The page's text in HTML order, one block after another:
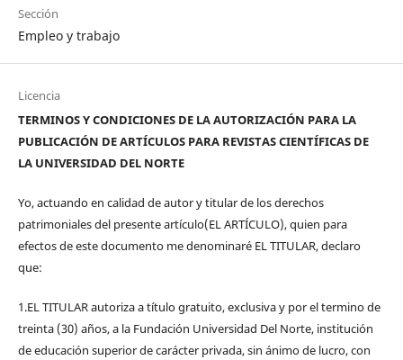
Sección
Empleo y trabajo
Licencia
TERMINOS Y CONDICIONES DE LA AUTORIZACIÓN PARA LA
PUBLICACIÓN DE ARTÍCULOS PARA REVISTAS CIENTÍFICAS DE
LA UNIVERSIDAD DEL NORTE
Yo, actuando en calidad de autor y titular de los derechos
patrimoniales del presente artículo(EL ARTÍCULO), quien para
efectos de este documento me denominaré EL TITULAR, declaro
que:
1.EL TITULAR autoriza a título gratuito, exclusiva y por el termino de
treinta (30) años, a la Fundación Universidad Del Norte, institución
de educación superior de carácter privada, sin ánimo de lucro, con